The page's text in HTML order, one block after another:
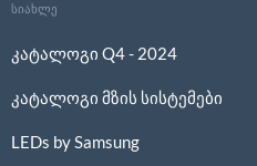
სიახლე
კატალოგი Q4 - 2024
კატალოგი მზის სისტემები
LEDs by Samsung